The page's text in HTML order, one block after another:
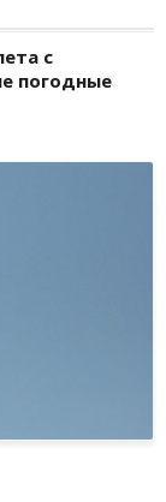
с
погодные